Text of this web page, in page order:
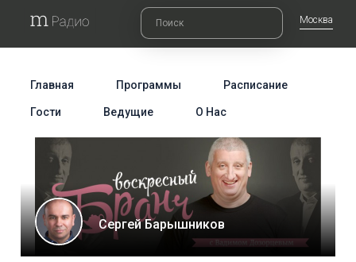
Москва
Главная Программы Расписание
Гости Ведущие О Нас
Сергей Барышников